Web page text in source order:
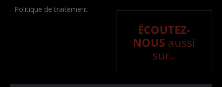
- Politique de traitement
ÉCOUTEZ-
NOUS aussi
sur..